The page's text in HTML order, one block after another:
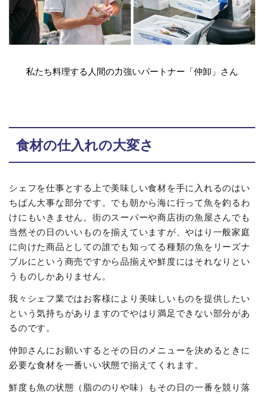
私たち料理する人間の力強いパートナー「仲卸」さん
食材の仕入れの大変さ
シェフを仕事とする上で美味しい食材を手に入れるのはい
ちばん大事な部分です。でも朝から海に行って魚を釣るわ
けにもいきません。街のスーパーや商店街の魚屋さんでも
当然その日のいいものを揃えていますが、やはり一般家庭
に向けた商品としての誰でも知ってる種類の魚をリーズナ
ブルにという商売ですから品揃えや鮮度にはそれなりとい
うものしかありません。
我々シェフ業ではお客様により美味しいものを提供したい
という気持ちがありますのでやはり満足できない部分があ
るのです。
仲卸さんにお願いするとその日のメニューを決めるときに
必要な食材を一番いい状態で揃えてくれます。
鮮度も魚の状態（脂ののりや味）もその日の一番を競り落